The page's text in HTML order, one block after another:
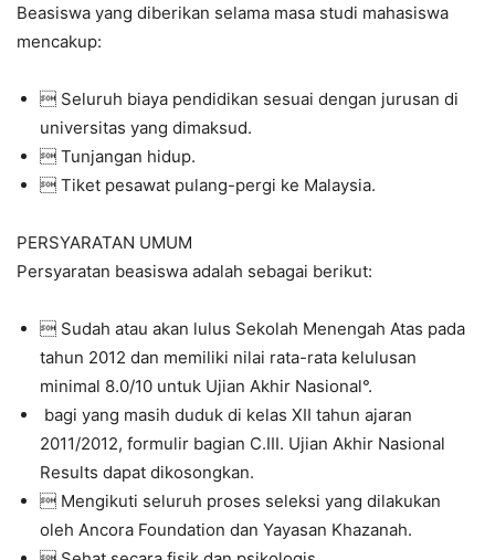
Beasiswa yang diberikan selama masa studi mahasiswa
mencakup:
 Seluruh biaya pendidikan sesuai dengan jurusan di
universitas yang dimaksud.
 Tunjangan hidup.
 Tiket pesawat pulang-pergi ke Malaysia.
PERSYARATAN UMUM
Persyaratan beasiswa adalah sebagai berikut:
 Sudah atau akan lulus Sekolah Menengah Atas pada
tahun 2012 dan memiliki nilai rata-rata kelulusan
minimal 8.0/10 untuk Ujian Akhir Nasional°.
bagi yang masih duduk di kelas XII tahun ajaran
2011/2012, formulir bagian C.III. Ujian Akhir Nasional
Results dapat dikosongkan.
 Mengikuti seluruh proses seleksi yang dilakukan
oleh Ancora Foundation dan Yayasan Khazanah.